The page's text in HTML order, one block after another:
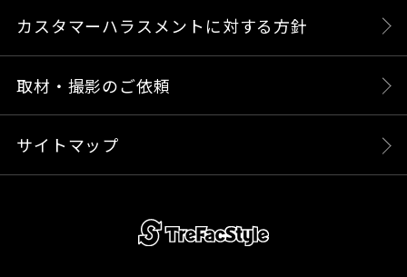
カスタマーハラスメントに対する方針
取材・撮影のご依頼
サイトマップ